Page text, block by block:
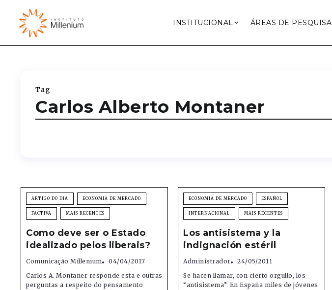
INSTITUCIONAL ÁREAS DE PESQUISA
Tag
Carlos Alberto Montaner
ARTIGO DO DIA ECONOMIA DE MERCADO
FACTIVA MAIS RECENTES
Como deve ser o Estado
idealizado pelos liberais?
Comunicação Millenium
04/04/2017
Carlos A. Montaner responde esta e outras
perguntas a respeito do pensamento
ECONOMIA DE MERCADO ESPAÑOL
INTERNACIONAL MAIS RECENTES
Los antisistema y la
indignación estéril
Administrador
24/05/2011
Se hacen llamar, con cierto orgullo, los
“antisistema”. En España miles de jóvenes